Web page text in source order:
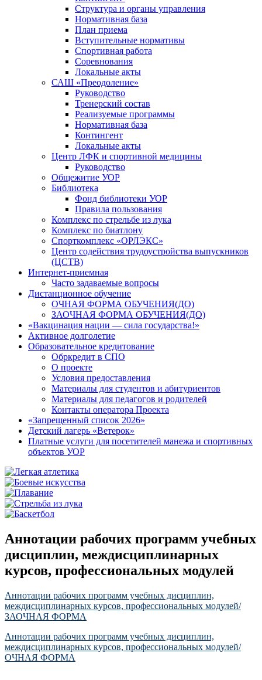
Структура и органы управления
Нормативная база
План приема
Вступительные нормативы
Спортивная работа
Соревнования
Локальные акты
САШ «Преодоление»
Руководство
Тренерский состав
Реализуемые программы
Нормативная база
Контингент
Локальные акты
Центр ЛФК и спортивной медицины
Руководство
Общежитие УОР
Библиотека
Фонд библиотеки УОР
Правила пользования
Комплекс по стрельбе из лука
Комплекс по биатлону
Спорткомплекс «ОРЛЭКС»
Центр содействия трудоустройства выпускников
(ЦСТВ)
Интернет-приемная
Часто задаваемые вопросы
Дистанционное обучение
ОЧНАЯ ФОРМА ОБУЧЕНИЯ(ДО)
ЗАОЧНАЯ ФОРМА ОБУЧЕНИЯ(ДО)
«Вакцинация нации — сила государства!»
Активное долголетие
Образовательное кредитование
Обркредит в СПО
О проекте
Условия предоставления
Материалы для студентов и абитуриентов
Материалы для педагогов и родителей
Контакты оператора Проекта
«Запрещенный список 2026»
Детский лагерь «Ветерок»
Платные услуги для посетителей манежа и спортивных
объектов УОР
Аннотации рабочих программ учебных
дисциплин, междисциплинарных
курсов, профессиональных модулей
Аннотации рабочих программ учебных дисциплин,
междисциплинарных курсов, профессиональных модулей/
ЗАОЧНАЯ ФОРМА
Аннотации рабочих программ учебных дисциплин,
междисциплинарных курсов, профессиональных модулей/
ОЧНАЯ ФОРМА